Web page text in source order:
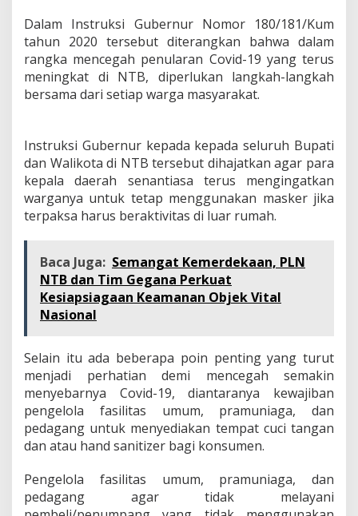
Dalam Instruksi Gubernur Nomor 180/181/Kum
tahun 2020 tersebut diterangkan bahwa dalam
rangka mencegah penularan Covid-19 yang terus
meningkat di NTB, diperlukan langkah-langkah
bersama dari setiap warga masyarakat.
Instruksi Gubernur kepada kepada seluruh Bupati
dan Walikota di NTB tersebut dihajatkan agar para
kepala daerah senantiasa terus mengingatkan
warganya untuk tetap menggunakan masker jika
terpaksa harus beraktivitas di luar rumah.
Baca Juga: Semangat Kemerdekaan, PLN
NTB dan Tim Gegana Perkuat
Kesiapsiagaan Keamanan Objek Vital
Nasional
Selain itu ada beberapa poin penting yang turut
menjadi perhatian demi mencegah semakin
menyebarnya Covid-19, diantaranya kewajiban
pengelola fasilitas umum, pramuniaga, dan
pedagang untuk menyediakan tempat cuci tangan
dan atau hand sanitizer bagi konsumen.
Pengelola fasilitas umum, pramuniaga, dan
pedagang agar tidak melayani